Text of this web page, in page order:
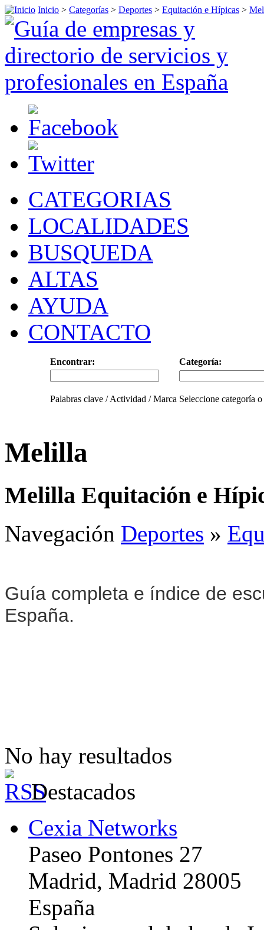
Inicio > Categorías > Deportes > Equitación e Hípicas >
CATEGORIAS
LOCALIDADES
BUSQUEDA
ALTAS
AYUDA
CONTACTO
Encontrar: Categoría:
Palabras clave / Actividad / Marca Seleccione categoría
Melilla
Melilla Equitación e
Navegación Deportes »
Guía completa e índice de
España.
No hay resultados
Destacados
Cexia Networks
Paseo Pontones 27
Madrid, Madrid 28005
España